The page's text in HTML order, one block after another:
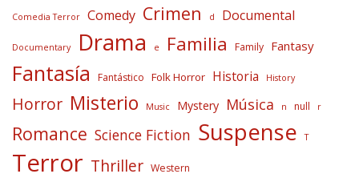
Comedia Terror Comedy Crimen d Documental
Documentary Drama e Familia Family Fantasy
Fantasía Fantástico Folk Horror Historia History
Horror Misterio Music Mystery Música n null r
Romance Science Fiction Suspense T
Terror Thriller Western